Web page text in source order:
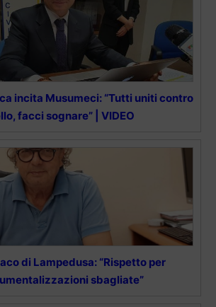
incita Musumeci: “Tutti uniti contro
facci sognare” | VIDEO
di Lampedusa: “Rispetto per
sbagliate”